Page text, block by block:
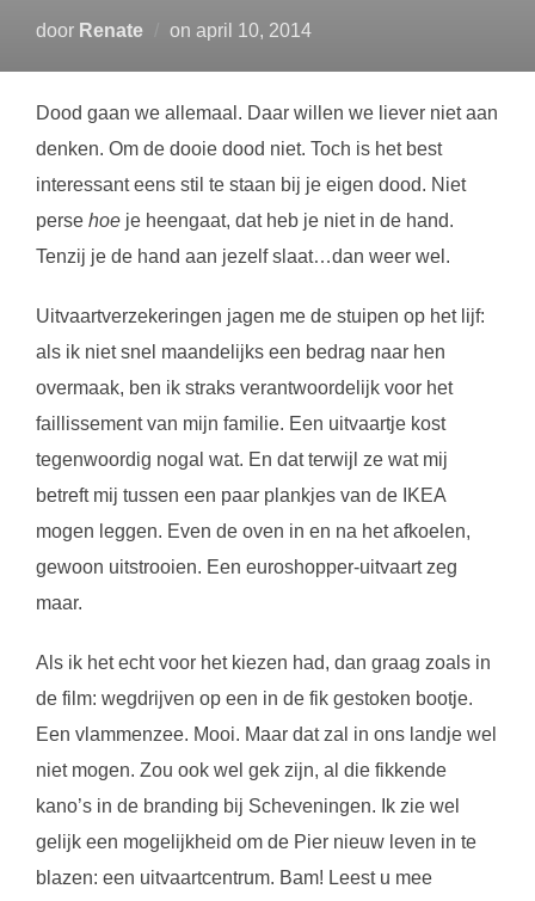
door Renate on Geplaatst
april 10, 2014
Dood gaan we allemaal. Daar willen we liever niet aan
denken. Om de dooie dood niet. Toch is het best
interessant eens stil te staan bij je eigen dood. Niet
perse hoe je heengaat, dat heb je niet in de hand.
Tenzij je de hand aan jezelf slaat…dan weer wel.
Uitvaartverzekeringen jagen me de stuipen op het lijf:
als ik niet snel maandelijks een bedrag naar hen
overmaak, ben ik straks verantwoordelijk voor het
faillissement van mijn familie. Een uitvaartje kost
tegenwoordig nogal wat. En dat terwijl ze wat mij
betreft mij tussen een paar plankjes van de IKEA
mogen leggen. Even de oven in en na het afkoelen,
gewoon uitstrooien. Een euroshopper-uitvaart zeg
maar.
Als ik het echt voor het kiezen had, dan graag zoals in
de film: wegdrijven op een in de fik gestoken bootje.
Een vlammenzee. Mooi. Maar dat zal in ons landje wel
niet mogen. Zou ook wel gek zijn, al die fikkende
kano’s in de branding bij Scheveningen. Ik zie wel
gelijk een mogelijkheid om de Pier nieuw leven in te
blazen: een uitvaartcentrum. Bam! Leest u mee